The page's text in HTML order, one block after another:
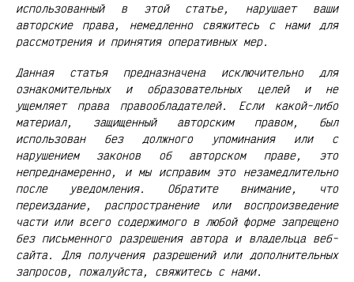
использованный в этой статье, нарушает ваши
авторские права, немедленно свяжитесь с нами для
рассмотрения и принятия оперативных мер.
Данная статья предназначена исключительно для
ознакомительных и образовательных целей и не
ущемляет права правообладателей. Если какой-либо
материал, защищенный авторским правом, был
использован без должного упоминания или с
нарушением законов об авторском праве, это
непреднамеренно, и мы исправим это незамедлительно
после уведомления. Обратите внимание, что
переиздание, распространение или воспроизведение
части или всего содержимого в любой форме запрещено
без письменного разрешения автора и владельца веб-
сайта. Для получения разрешений или дополнительных
запросов, пожалуйста, свяжитесь с нами.